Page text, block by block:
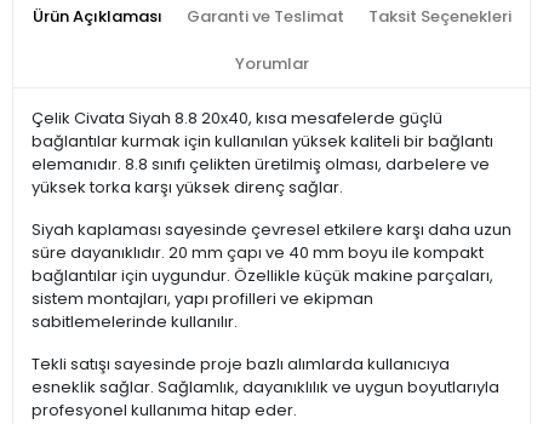
Ürün Açıklaması Garanti ve Teslimat Taksit Seçenekleri
Yorumlar
Çelik Civata Siyah 8.8 20x40, kısa mesafelerde güçlü
bağlantılar kurmak için kullanılan yüksek kaliteli bir bağlantı
elemanıdır. 8.8 sınıfı çelikten üretilmiş olması, darbelere ve
yüksek torka karşı yüksek direnç sağlar.
Siyah kaplaması sayesinde çevresel etkilere karşı daha uzun
süre dayanıklıdır. 20 mm çapı ve 40 mm boyu ile kompakt
bağlantılar için uygundur. Özellikle küçük makine parçaları,
sistem montajları, yapı profilleri ve ekipman
sabitlemelerinde kullanılır.
Tekli satışı sayesinde proje bazlı alımlarda kullanıcıya
esneklik sağlar. Sağlamlık, dayanıklılık ve uygun boyutlarıyla
profesyonel kullanıma hitap eder.